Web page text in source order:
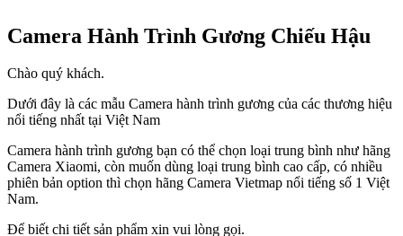
Camera Hành Trình Gương Chiếu Hậu
Chào quý khách.
Dưới đây là các mẫu Camera hành trình gương của các thương hiệu
nổi tiếng nhất tại Việt Nam
Camera hành trình gương bạn có thể chọn loại trung bình như hãng
Camera Xiaomi, còn muốn dùng loại trung bình cao cấp, có nhiều
phiên bản option thì chọn hãng Camera Vietmap nổi tiếng số 1 Việt
Nam.
Để biết chi tiết sản phẩm xin vui lòng gọi.